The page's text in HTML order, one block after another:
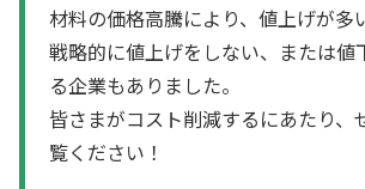
材料の価格高騰により、値上げが多
戦略的に値上げをしない、または値
る企業もありました。
皆さまがコスト削減するにあたり、
覧ください！